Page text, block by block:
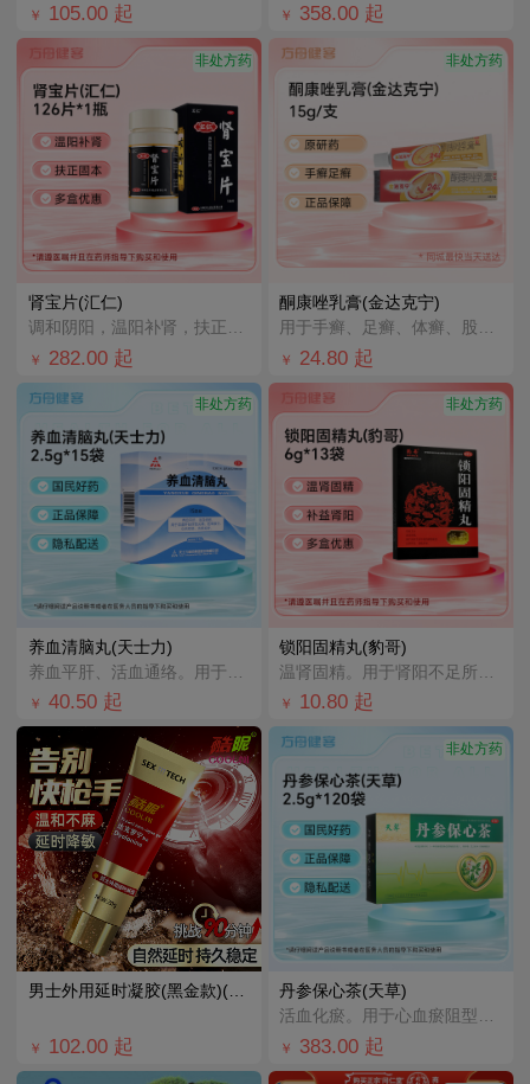
￥ 105.00 起 ￥ 358.00 起
非处方药
肾宝片(汇仁)
￥ 282.00 起
非处方药
酮康唑乳膏(金达克宁)
￥ 24.80 起
非处方药
养血清脑丸(天士力)
￥ 40.50 起
非处方药
锁阳固精丸(豹哥)
￥ 10.80 起
男士外用延时凝胶(黑金款)(酷昵)
￥ 102.00 起
非处方药
丹参保心茶(天草)
活血化瘀。用于心血瘀阻型胸痹的辅助治疗，可缓解胸闷、心痛、心悸。
￥ 383.00 起